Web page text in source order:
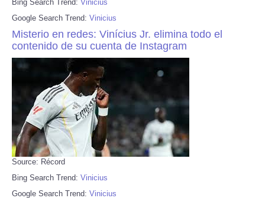
Bing Search Trend: Vinicius
Google Search Trend: Vinicius
Misterio en redes: Vinícius Jr. elimina todo el
contenido de su cuenta de Instagram
Source: Récord
Bing Search Trend: Vinicius
Google Search Trend: Vinicius